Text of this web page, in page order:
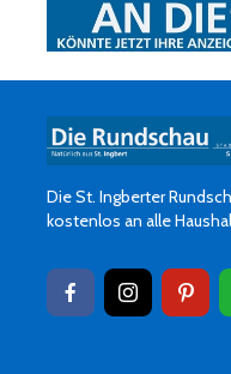
Die St. Ingberter
kostenlos an alle